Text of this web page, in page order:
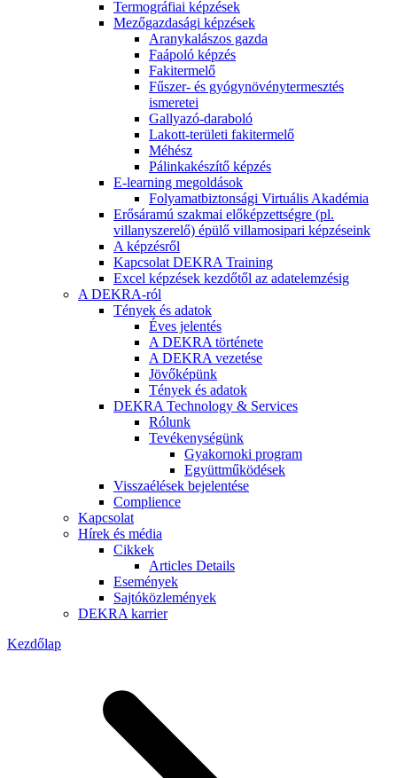
Termográfiai képzések
Mezőgazdasági képzések
Aranykalászos gazda
Faápoló képzés
Fakitermelő
Fűszer- és gyógynövénytermesztés
ismeretei
Gallyazó-daraboló
Lakott-területi fakitermelő
Méhész
Pálinkakészítő képzés
E-learning megoldások
Folyamatbiztonsági Virtuális Akadémia
Erősáramú szakmai előképzettségre (pl.
villanyszerelő) épülő villamosipari képzéseink
A képzésről
Kapcsolat DEKRA Training
Excel képzések kezdőtől az adatelemzésig
A DEKRA-ról
Tények és adatok
Éves jelentés
A DEKRA története
A DEKRA vezetése
Jövőképünk
Tények és adatok
DEKRA Technology & Services
Rólunk
Tevékenységünk
Gyakornoki program
Együttműködések
Visszaélések bejelentése
Complience
Kapcsolat
Hírek és média
Cikkek
Articles Details
Események
Sajtóközlemények
DEKRA karrier
Kezdőlap